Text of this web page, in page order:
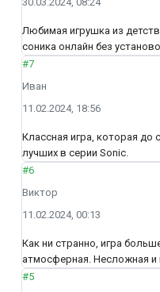
Любимая игрушка из
соника онлайн без
#7
Иван
11.02.2024, 18:56
Классная игра, которая до
лучших в серии Sonic.
#6
Виктор
11.02.2024, 00:13
Как ни странно, игра
атмосферная. Несложная и
#5